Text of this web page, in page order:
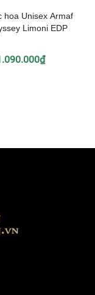
hoa Unisex Armaf
Limoni EDP